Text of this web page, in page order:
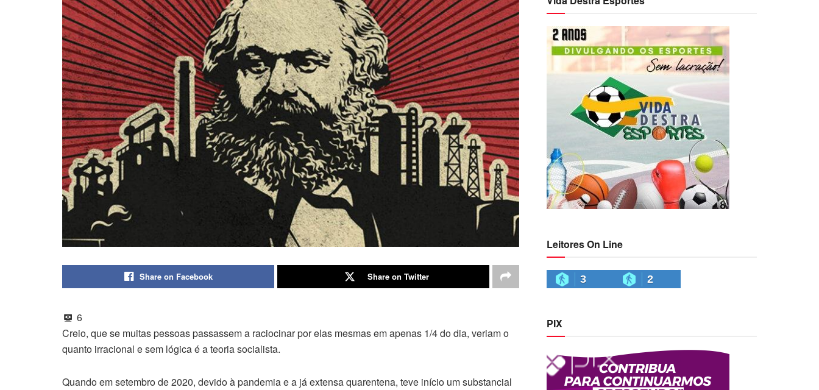
Share on Facebook Share on Twitter
6
Creio, que se muitas pessoas passassem a raciocinar por elas mesmas em apenas 1/4 do dia, veriam o
quanto irracional e sem lógica é a teoria socialista.
Quando em setembro de 2020, devido à pandemia e a já extensa quarentena, teve início um substancial
Leitores On Line
3 2
PIX